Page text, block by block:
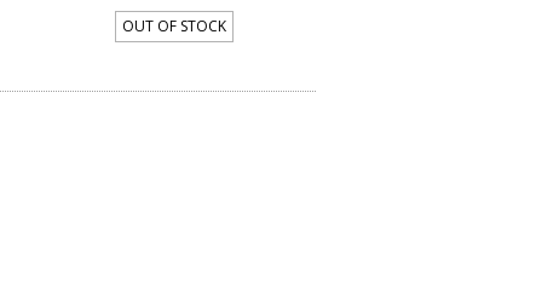
OUT OF STOCK